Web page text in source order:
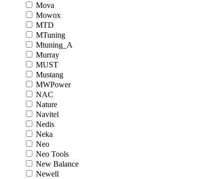
Mova
Mowox
MTD
MTuning
Mtuning_A
Murray
MUST
Mustang
MWPower
NAC
Nature
Navitel
Nedis
Neka
Neo
Neo Tools
New Balance
Newell